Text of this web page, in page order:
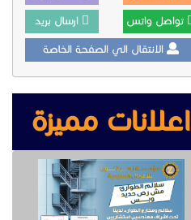
تواصل واتس ارسال بريد
الانتقال الي الصفحة الخاصة
اعلانات مميزة